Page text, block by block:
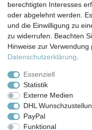
Impressum
Versand-
berechtigten Interesses
oder abgelehnt werden.
und die Einwilligung zu
zu widerrufen. Beachten
Hinweise zur
Daten­schutz­erklärung
Essenziell
Statistik
Externe Medien
DHL
PayPal
Funktional